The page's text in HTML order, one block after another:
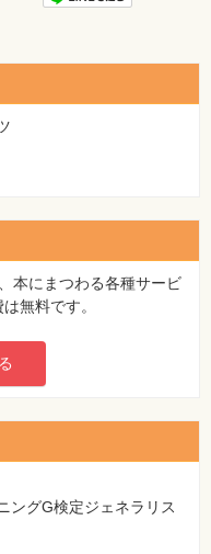
本にまつわる各種サービ
無料です。
ングG検定ジェネラリス